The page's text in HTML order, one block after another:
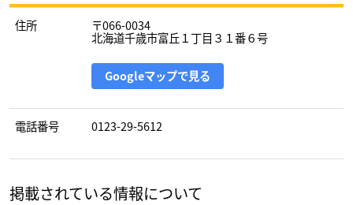
住所 〒066-0034
北海道千歳市富丘１丁目３１番６号
Googleマップで見る
電話番号 0123-29-5612
掲載されている情報について